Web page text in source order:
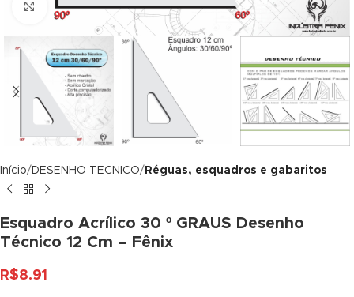
panel
panel
panel
panel
panel
panel
panel
panel
Click to enlarge
Início DESENHO TECNICO Réguas, esquadros e gabaritos
Esquadro Acrílico 30 º GRAUS Desenho
Técnico 12 Cm – Fênix
R$8.91